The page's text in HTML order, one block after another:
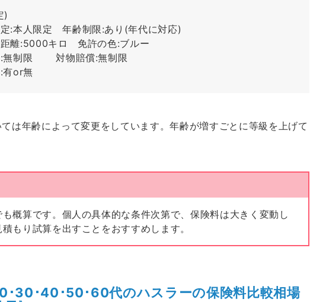
)
:本人限定 年齢制限:あり(年代に対応)
離:5000キロ 免許の色:ブルー
:無制限 対物賠償:無制限
有or無
は年齢によって変更をしています。年齢が増すごとに等級を上げて
概算です。個人の具体的な条件次第で、保険料は大きく変動し
もり試算を出すことをおすすめします。
･30･40･50･60代のハスラーの保険料比較相場